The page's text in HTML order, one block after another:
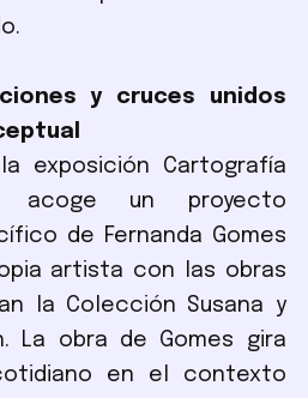
y cruces unidos
exposición Cartografía
acoge un proyecto
de Fernanda Gomes
artista con las obras
la Colección Susana y
La obra de Gomes gira
en el contexto